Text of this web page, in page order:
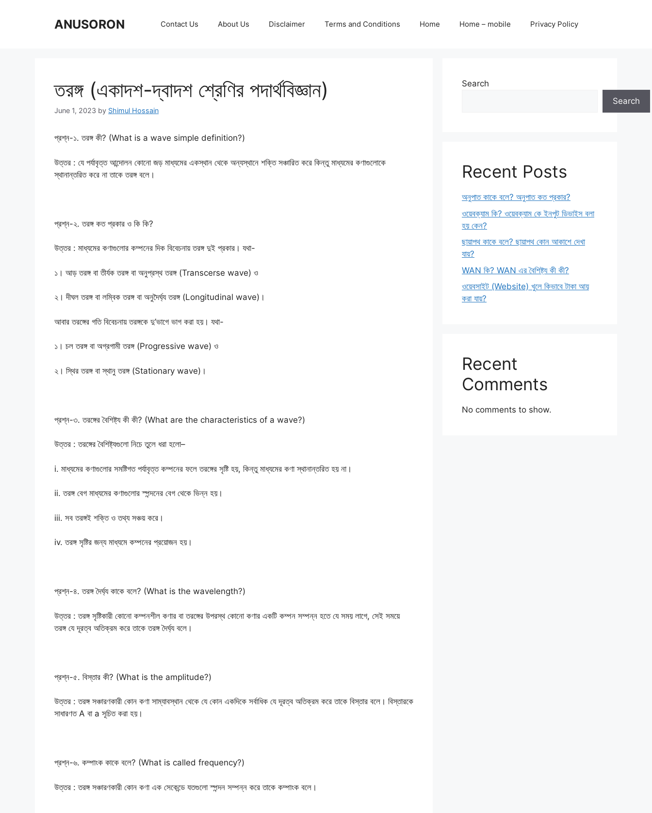
ANUSORON Contact Us About Us Disclaimer Terms and Conditions Home Home – mobile Privacy Policy
তরঙ্গ (একাদশ-দ্বাদশ শ্রেণির পদার্থবিজ্ঞান)
June 1, 2023 by Shimul Hossain
প্রশ্ন-১. তরঙ্গ কী? (What is a wave simple definition?)
উত্তর : যে পর্যাবৃত্ত আন্দোলন কোনো জড় মাধ্যমের একস্থান থেকে অন্যস্থানে শক্তি সঞ্চারিত করে কিন্তু মাধ্যমের কণাগুলোকে
স্থানান্তরিত করে না তাকে তরঙ্গ বলে।
প্রশ্ন-২. তরঙ্গ কত প্রকার ও কি কি?
উত্তর : মাধ্যমের কণাগুলোর কম্পনের দিক বিবেচনায় তরঙ্গ দুই প্রকার। যথা-
১। আড় তরঙ্গ বা তীর্যক তরঙ্গ বা অনুপ্রস্থ তরঙ্গ (Transcerse wave) ও
২। দীঘল তরঙ্গ বা লম্বিক তরঙ্গ বা অনুদৈর্ঘ্য তরঙ্গ (Longitudinal wave)।
আবার তরঙ্গের গতি বিবেচনায় তরঙ্গকে দু’ভাগে ভাগ করা হয়। যথা-
১। চল তরঙ্গ বা অগ্রগামী তরঙ্গ (Progressive wave) ও
২। স্থির তরঙ্গ বা স্থানু তরঙ্গ (Stationary wave)।
প্রশ্ন-৩. তরঙ্গের বৈশিষ্ট্য কী কী? (What are the characteristics of a wave?)
উত্তর : তরঙ্গের বৈশিষ্ট্যগুলো নিচে তুলে ধরা হলো–
i. মাধ্যমের কণাগুলোর সমষ্টিগত পর্যাবৃত্ত কম্পনের ফলে তরঙ্গের সৃষ্টি হয়, কিন্তু মাধ্যমের কণা স্থানান্তরিত হয় না।
ii. তরঙ্গ বেগ মাধ্যমের কণাগুলোর স্পন্দনের বেগ থেকে ভিন্ন হয়।
iii. সব তরঙ্গই শক্তি ও তথ্য সঞ্চয় করে।
iv. তরঙ্গ সৃষ্টির জন্য মাধ্যমে কম্পনের প্রয়োজন হয়।
প্রশ্ন-৪. তরঙ্গ দৈর্ঘ্য কাকে বলে? (What is the wavelength?)
উত্তর : তরঙ্গ সৃষ্টিকারী কোনো কম্পনশীল কণার বা তরঙ্গের উপরস্থ কোনো কণার একটি কম্পন সম্পন্ন হতে যে সময় লাগে, সেই সময়ে
তরঙ্গ যে দূরত্ব অতিক্রম করে তাকে তরঙ্গ দৈর্ঘ্য বলে।
প্রশ্ন-৫. বিস্তার কী? (What is the amplitude?)
উত্তর : তরঙ্গ সঞ্চারণকারী কোন কণা সাম্যাবস্থান থেকে যে কোন একদিকে সর্বাধিক যে দূরত্ব অতিক্রম করে তাকে বিস্তার বলে। বিস্তারকে
সাধারণত A বা a সূচিত করা হয়।
প্রশ্ন-৬. কম্পাংক কাকে বলে? (What is called frequency?)
উত্তর : তরঙ্গ সঞ্চারণকারী কোন কণা এক সেকেন্ডে যতগুলো স্পন্দন সম্পন্ন করে তাকে কম্পাংক বলে।
Search
Search
Recent Posts
অনুপাত কাকে বলে? অনুপাত কত প্রকার?
ওয়েবক্যাম কি? ওয়েবক্যাম কে ইনপুট ডিভাইস বলা
হয় কেন?
ছায়াপথ কাকে বলে? ছায়াপথ কোন আকাশে দেখা
যায়?
WAN কি? WAN এর বৈশিষ্ট্য কী কী?
ওয়েবসাইট (Website) খুলে কিভাবে টাকা আয়
করা যায়?
Recent
Comments
No comments to show.